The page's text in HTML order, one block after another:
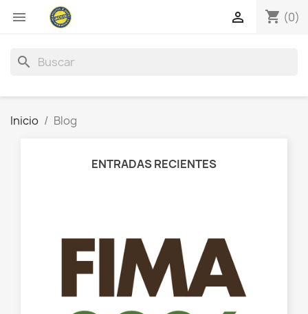
 shopping_cart (0)

search
Inicio Blog
ENTRADAS RECIENTES